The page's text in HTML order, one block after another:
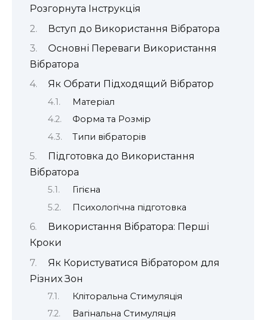
Розгорнута Інструкція
Вступ до Використання Вібратора
Основні Переваги Використання
Вібратора
Як Обрати Підходящий Вібратор
Матеріал
Форма та Розмір
Типи вібраторів
Підготовка до Використання
Вібратора
Гігієна
Психологічна підготовка
Використання Вібратора: Перші
Кроки
Як Користуватися Вібратором для
Різних Зон
Кліторальна Стимуляція
Вагінальна Стимуляція